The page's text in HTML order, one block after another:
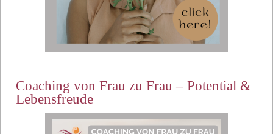
Coaching von Frau zu Frau – Potential &
Lebensfreude